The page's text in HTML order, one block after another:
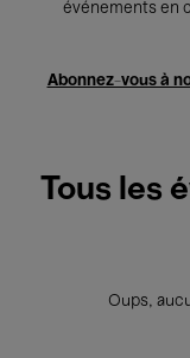
événements en
Abonnez-vous à
Tous les
Oups,